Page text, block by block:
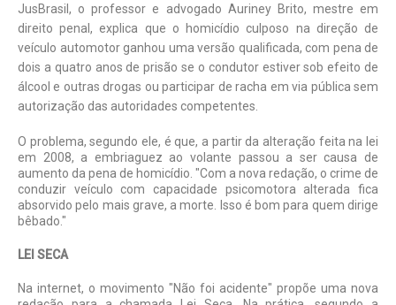
JusBrasil , o professor e advogado AurineyBrito, mestre em
direito penal, explica que o homicídio culposo na direção de
veículo automotor ganhou uma versão qualificada, com pena de
dois a quatro anos de prisão se o condutor estiver sob efeito de
álcool e outras drogas ou participar de racha em via pública sem
autorização das autoridades competentes.
O problema, segundo ele, é que, a partir da alteração feita na lei
em 2008, a embriaguez ao volante passou a ser causa de
aumento da pena de homicídio. "Com a nova redação, o crime de
conduzir veículo com capacidade psicomotora alterada fica
absorvido pelo mais grave, a morte. Isso é bom para quem dirige
bêbado."
LEI SECA
Na internet, o movimento "Não foi aci­dente" propõe uma nova